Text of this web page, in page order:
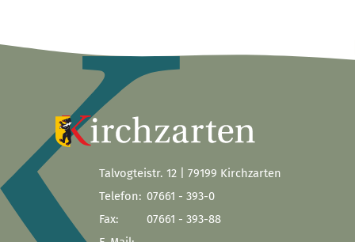
Talvogteistr. 12 | 79199 Kirchzarten
Telefon: 07661 - 393-0
Fax:
07661 - 393-88